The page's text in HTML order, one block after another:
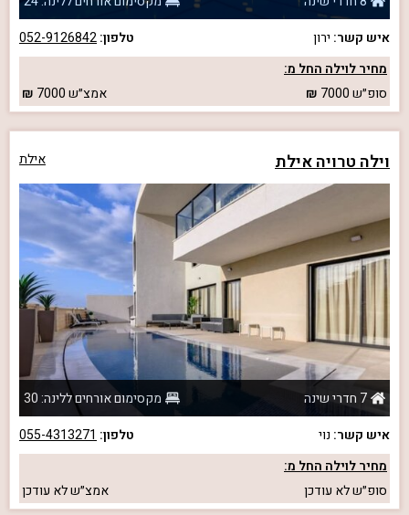
איש קשר: ירון טלפון:052-9126842
מחיר לוילה החל מ:
סופ״ש7000 אמצ״ש7000
וילה טרויה אילת אילת
7 חדרי שינה
מקסימום אורחים ללינה: 30
איש קשר: נוי טלפון: 055-4313271
מחיר לוילה החל מ:
סופ״שלא עודכן אמצ״שלא עודכן